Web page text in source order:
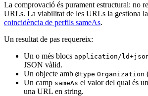
La comprovació és purament estructural: no
URLs. La viabilitat de les URLs la gestiona
coincidència de perfils sameAs.
Un resultat de pas requereix:
Un o més blocs application/
JSON vàlid.
Un objecte amb @type Organization
Un camp sameAs el valor del qual és
una URL en string.